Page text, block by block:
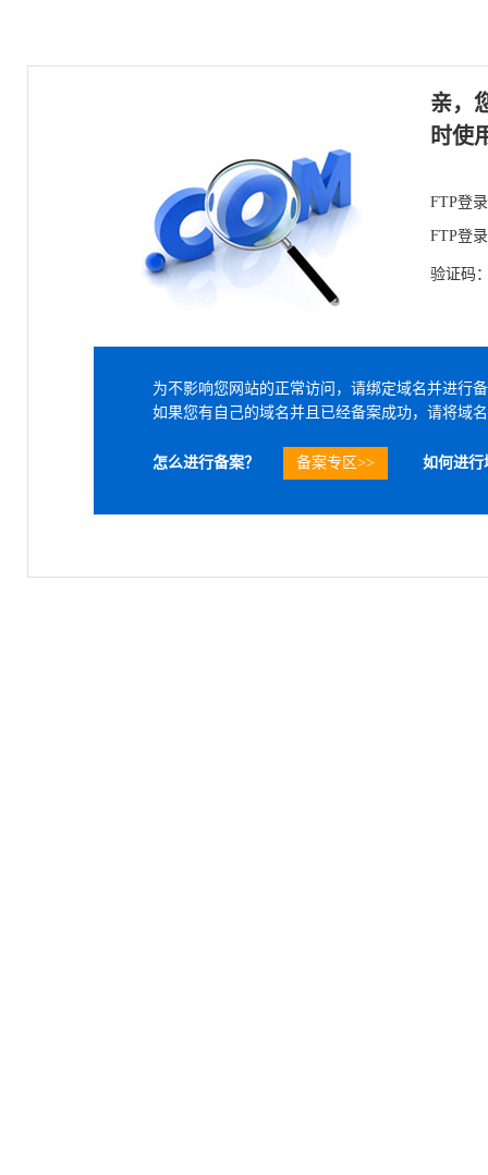
亲，
时使
FTP登
FTP登
验证码
为不影响您网站的正常访问，请绑定域名并进行
如果您有自己的域名并且已经备案成功，请将域
备案专区>> 如何进行
怎么进行备案？